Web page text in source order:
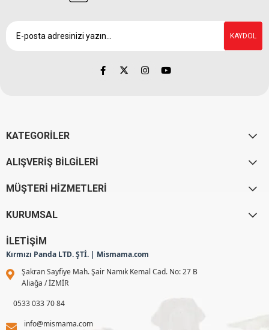
KAYDOL
KATEGORİLER
ALIŞVERİŞ BİLGİLERİ
MÜŞTERİ HİZMETLERİ
KURUMSAL
İLETİŞİM
Kırmızı Panda LTD. ŞTİ. | Mismama.com
Şakran Sayfiye Mah. Şair Namık Kemal Cad. No: 27 B
Aliağa / İZMİR
0533 033 70 84
info@mismama.com